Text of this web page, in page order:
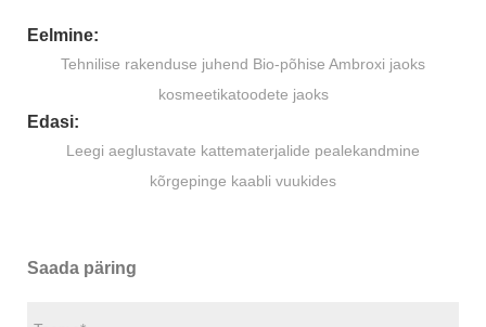
Eelmine:
Tehnilise rakenduse juhend Bio-põhise Ambroxi jaoks
kosmeetikatoodete jaoks
Edasi:
Leegi aeglustavate kattematerjalide pealekandmine
kõrgepinge kaabli vuukides
Saada päring